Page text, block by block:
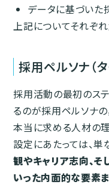
データに基づいた
上記についてそれぞれ
採用ペルソナ（
採用活動の最初のス
るのが採用ペルソナ
本当に求める人材の
設定にあたっては、単
観やキャリア志向、そ
いった内面的な要素